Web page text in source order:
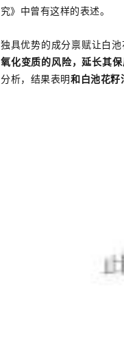
究》中曾有这样的表述。
独具优势的成分禀赋让白
氧化变质的风险，延长其
分析，结果表明和白池花籽